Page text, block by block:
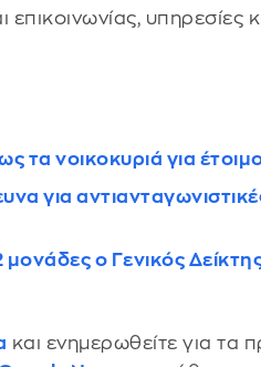
υπηρεσίες
τα νοικοκυριά για
για
ο Γενικός
και ενημερωθείτε για τα